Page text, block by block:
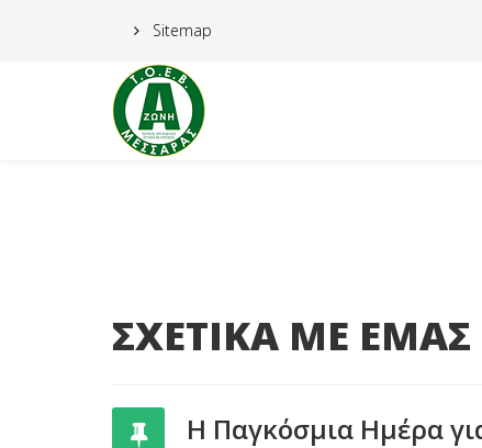
Sitemap
ΣΧΕΤΙΚΑ ΜΕ ΕΜΑΣ
Η Παγκόσμια Ημέρα